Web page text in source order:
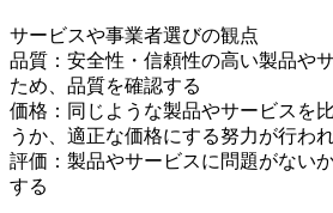
サービスや事業者選びの観点
品質：安全性・信頼性の高い製品や
ため、品質を確認する
価格：同じような製品やサービスを
うか、適正な価格にする努力が行わ
評価：製品やサービスに問題がない
する